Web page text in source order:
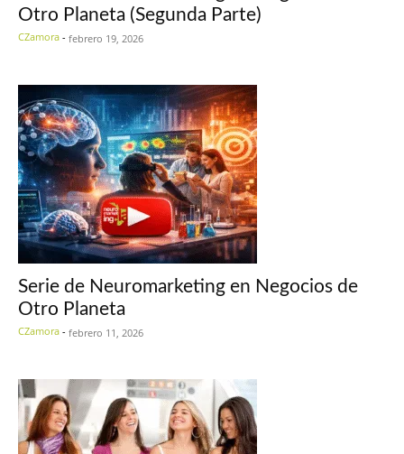
Otro Planeta (Segunda Parte)
CZamora - febrero 19, 2026
Serie de Neuromarketing en Negocios de
Otro Planeta
CZamora - febrero 11, 2026